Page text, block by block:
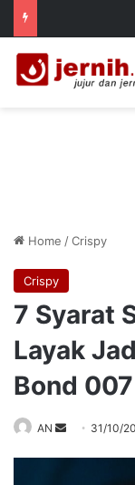
Home /Crispy
Crispy
7 Syarat
Layak
Bond 007
AN
Send 31/10/